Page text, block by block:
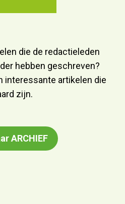
die de redactieleden
hebben geschreven?
interessante artikelen die
zijn.
ARCHIEF